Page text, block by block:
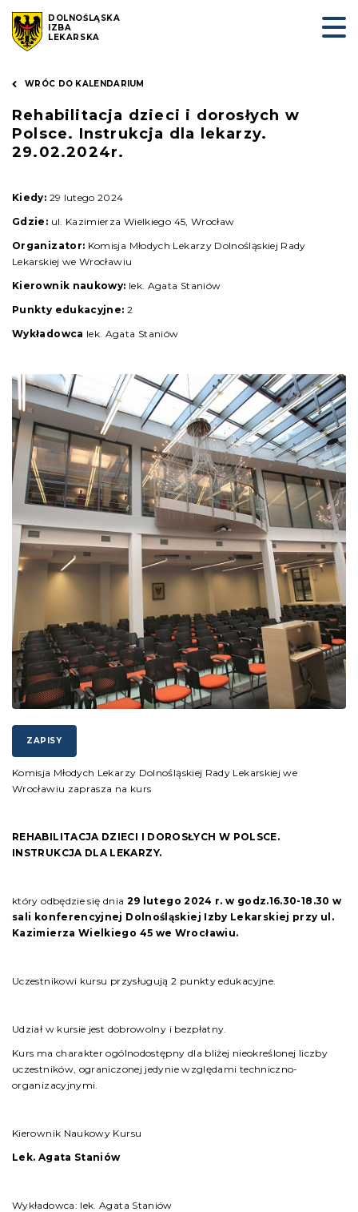
DOLNOŚLĄSKA
IZBA
LEKARSKA
WRÓC DO KALENDARIUM
Rehabilitacja dzieci i dorosłych w
Polsce. Instrukcja dla lekarzy.
29.02.2024r.
Kiedy: 29 lutego 2024
Gdzie: ul. Kazimierza Wielkiego 45, Wrocław
Organizator: Komisja Młodych Lekarzy Dolnośląskiej Rady
Lekarskiej we Wrocławiu
Kierownik naukowy: lek. Agata Staniów
Punkty edukacyjne: 2
Wykładowca lek. Agata Staniów
ZAPISY
Komisja Młodych Lekarzy Dolnośląskiej Rady Lekarskiej we
Wrocławiu zaprasza na kurs
REHABILITACJA DZIECI I DOROSŁYCH W POLSCE.
INSTRUKCJA DLA LEKARZY.
który odbędzie się dnia 29 lutego 2024 r. w godz.16.30-18.30 w
sali konferencyjnej Dolnośląskiej Izby Lekarskiej przy ul.
Kazimierza Wielkiego 45 we Wrocławiu.
Uczestnikowi kursu przysługują 2 punkty edukacyjne.
Udział w kursie jest dobrowolny i bezpłatny.
Kurs ma charakter ogólnodostępny dla bliżej nieokreślonej liczby
uczestników, ograniczonej jedynie względami techniczno-
organizacyjnymi.
Kierownik Naukowy Kursu
Lek. Agata Staniów
Wykładowca: lek. Agata Staniów